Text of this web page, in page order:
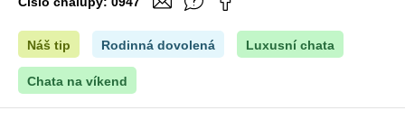
Náš tip Rodinná dovolená Luxusní chata
Chata na víkend